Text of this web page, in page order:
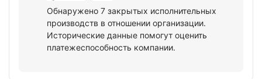
Обнаружено 7 закрытых исполнительных
производств в отношении организации.
Исторические данные помогут оценить
платежеспособность компании.